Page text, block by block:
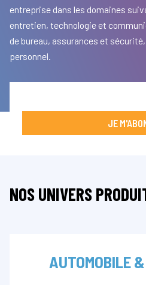
entreprise dans les domaines
entretien, technologie et
de bureau, assurances et
personnel.
JE
NOS UNIVERS
AUTOMOBILE